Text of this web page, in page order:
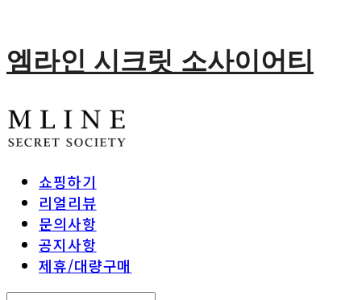
엠라인 시크릿 소사이어티
쇼핑하기
리얼리뷰
문의사항
공지사항
제휴/대량구매